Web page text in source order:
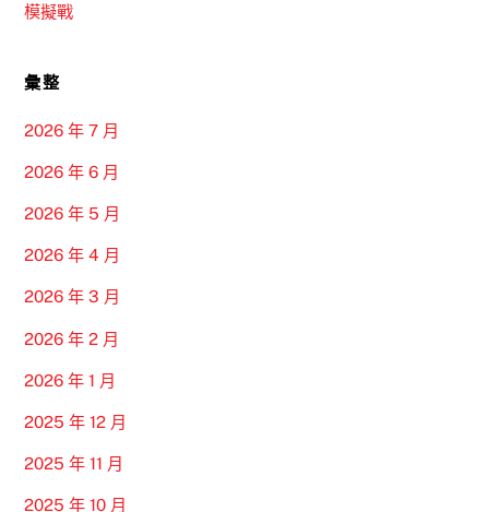
模擬戰
彙整
2026 年 7 月
2026 年 6 月
2026 年 5 月
2026 年 4 月
2026 年 3 月
2026 年 2 月
2026 年 1 月
2025 年 12 月
2025 年 11 月
2025 年 10 月